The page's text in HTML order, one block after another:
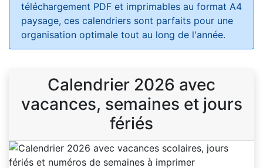
téléchargement PDF et imprimables au format A4
paysage, ces calendriers sont parfaits pour une
organisation optimale tout au long de l'année.
Calendrier 2026 avec
vacances, semaines et jours
fériés